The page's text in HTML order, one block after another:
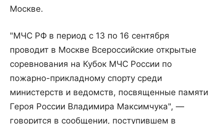
Москве.
"МЧС РФ в период с 13 по 16 сентября
проводит в Москве Всероссийские открытые
соревнования на Кубок МЧС России по
пожарно-прикладному спорту среди
министерств и ведомств, посвященные памяти
Героя России Владимира Максимчука", —
говорится в сообщении, поступившем в